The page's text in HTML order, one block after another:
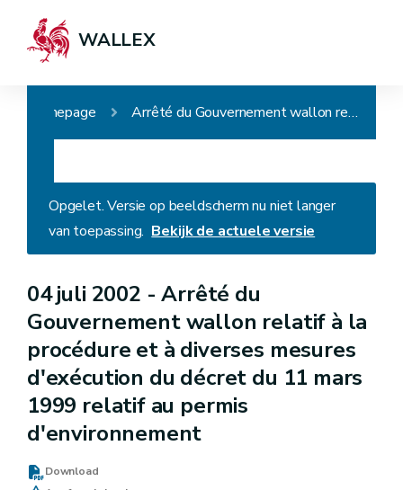
WALLEX
Homepage Arrêté du Gouvernement wallon relatif à la procédure et à diverses mesures d'exécution du décret du 11 mars 1999 relatif au permis d'environnement
Opgelet. Versie op beeldscherm nu niet langer
van toepassing. Bekijk de actuele versie
04 juli 2002 -Arrêté du
Gouvernement wallon relatif à la
procédure et à diverses mesures
d'exécution du décret du 11 mars
1999 relatif au permis
d'environnement
Download